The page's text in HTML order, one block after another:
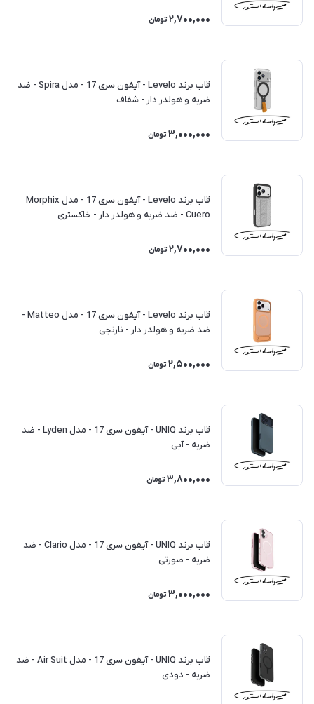
2,700,000 تومان
قاب برند Levelo - آیفون سری 17 - مدل Spira - ضد
ضربه و هولدر دار - شفاف
3,000,000 تومان
قاب برند Levelo - آیفون سری 17 - مدل Morphix
Cuero - ضد ضربه و هولدر دار - خاکستری
2,700,000 تومان
قاب برند Levelo - آیفون سری 17 - مدل Matteo -
ضد ضربه و هولدر دار - نارنجی
2,500,000 تومان
قاب برند UNIQ - آیفون سری 17 - مدل Lyden - ضد
ضربه - آبی
3,800,000 تومان
قاب برند UNIQ - آیفون سری 17 - مدل Clario - ضد
ضربه - صورتی
3,000,000 تومان
قاب برند UNIQ - آیفون سری 17 - مدل Air Suit - ضد
ضربه - دودی